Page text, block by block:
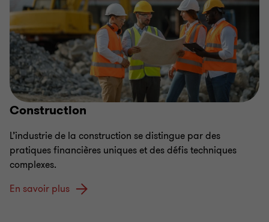
Construction
L’industrie de la construction se distingue par des
pratiques financières uniques et des défis techniques
complexes.
En savoir plus